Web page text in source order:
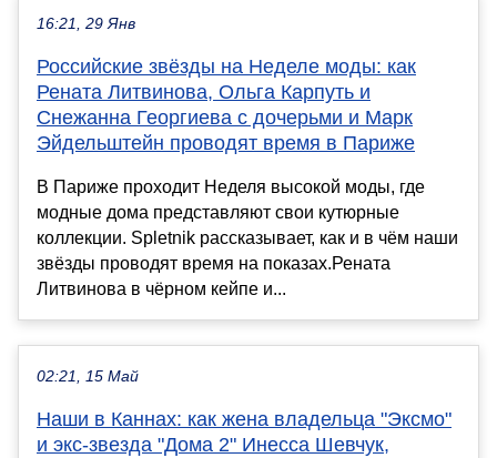
16:21, 29 Янв
Российские звёзды на Неделе моды: как
Рената Литвинова, Ольга Карпуть и
Снежанна Георгиева с дочерьми и Марк
Эйдельштейн проводят время в Париже
В Париже проходит Неделя высокой моды, где
модные дома представляют свои кутюрные
коллекции. Spletnik рассказывает, как и в чём наши
звёзды проводят время на показах.Рената
Литвинова в чёрном кейпе и...
02:21, 15 Май
Наши в Каннах: как жена владельца "Эксмо"
и экс-звезда "Дома 2" Инесса Шевчук,